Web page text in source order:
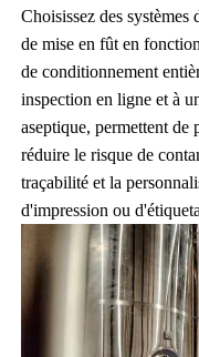
Choisissez des systèmes
de mise en fût en
de conditionnement
inspection en ligne et à
aseptique, permettent de
réduire le risque de
traçabilité et la
d'impression ou